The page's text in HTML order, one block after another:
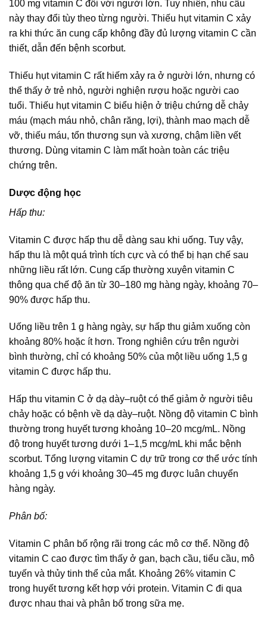
100 mg vitamin C đối với người lớn. Tuy nhiên, nhu cầu
này thay đổi tùy theo từng người. Thiếu hụt vitamin C xảy
ra khi thức ăn cung cấp không đầy đủ lượng vitamin C cần
thiết, dẫn đến bệnh scorbut.
Thiếu hụt vitamin C rất hiếm xảy ra ở người lớn, nhưng có
thể thấy ở trẻ nhỏ, người nghiện rượu hoặc người cao
tuổi. Thiếu hụt vitamin C biểu hiện ở triệu chứng dễ chảy
máu (mạch máu nhỏ, chân răng, lợi), thành mao mạch dễ
vỡ, thiếu máu, tổn thương sụn và xương, chậm liền vết
thương. Dùng vitamin C làm mất hoàn toàn các triệu
chứng trên.
Dược động học
Hấp thu:
Vitamin C được hấp thu dễ dàng sau khi uống. Tuy vậy,
hấp thu là một quá trình tích cực và có thể bị hạn chế sau
những liều rất lớn. Cung cấp thường xuyên vitamin C
thông qua chế độ ăn từ 30–180 mg hàng ngày, khoảng 70–
90% được hấp thu.
Uống liều trên 1 g hàng ngày, sự hấp thu giảm xuống còn
khoảng 80% hoặc ít hơn. Trong nghiên cứu trên người
bình thường, chỉ có khoảng 50% của một liều uống 1,5 g
vitamin C được hấp thu.
Hấp thu vitamin C ở dạ dày–ruột có thể giảm ở người tiêu
chảy hoặc có bệnh về dạ dày–ruột. Nồng độ vitamin C bình
thường trong huyết tương khoảng 10–20 mcg/mL. Nồng
độ trong huyết tương dưới 1–1,5 mcg/mL khi mắc bệnh
scorbut. Tổng lượng vitamin C dự trữ trong cơ thể ước tính
khoảng 1,5 g với khoảng 30–45 mg được luân chuyển
hàng ngày.
Phân bố:
Vitamin C phân bố rộng rãi trong các mô cơ thể. Nồng độ
vitamin C cao được tìm thấy ở gan, bạch cầu, tiểu cầu, mô
tuyến và thủy tinh thể của mắt. Khoảng 26% vitamin C
trong huyết tương kết hợp với protein. Vitamin C đi qua
được nhau thai và phân bố trong sữa mẹ.